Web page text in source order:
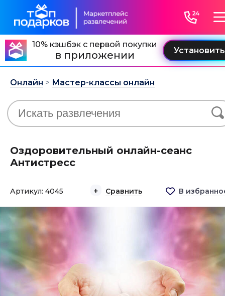
10% кэшбэк с первой покупки
в приложении
Онлайн > Мастер-классы онлайн
Оздоровительный онлайн-сеанс
Антистресс
Артикул: 4045 Сравнить В